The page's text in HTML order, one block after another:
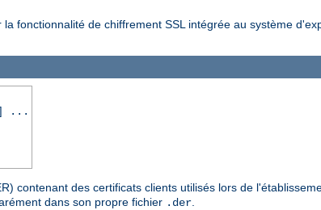
fonctionnalité de chiffrement SSL intégrée au système
...
contenant des certificats clients utilisés lors de
dans son propre fichier .der